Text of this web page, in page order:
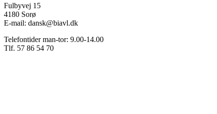
Fulbyvej 15
4180 Sorø
E-mail: dansk@biavl.dk
Telefontider man-tor: 9.00-14.00
Tlf. 57 86 54 70